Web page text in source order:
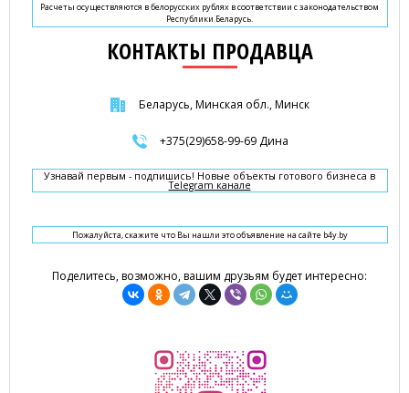
Расчеты осуществляются в белорусских рублях в соответствии с законодательством
Республики Беларусь.
КОНТАКТЫ ПРОДАВЦА
Беларусь, Минская обл., Минск
+375(29)658-99-69 Дина
Узнавай первым - подпишись! Новые объекты готового бизнеса в
Telegram канале
Пожалуйста, скажите что Вы нашли это объявление на сайте b4y.by
Поделитесь, возможно, вашим друзьям будет интересно: